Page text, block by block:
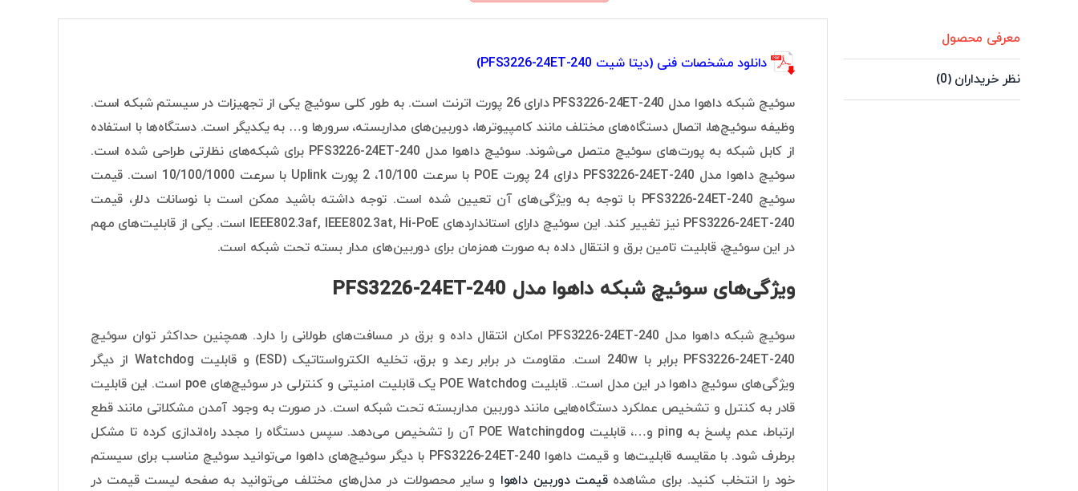
معرفی محصول
نظر خریداران (0)
دانلود مشخصات فنی (دیتا شیت PFS3226-24ET-240)
سوئیچ شبکه داهوا مدل PFS3226-24ET-240 دارای 26 پورت اترنت است. به طور کلی سوئیچ یکی از تجهیزات در سیستم شبکه است.
وظیفه سوئیچ‌ها، اتصال دستگاه‌های مختلف مانند کامپیوترها، دوربین‌های مداربسته، سرورها و… به یکدیگر است. دستگاه‌ها با استفاده
از کابل شبکه به پورت‌های سوئیچ متصل می‌شوند. سوئیچ داهوا مدل PFS3226-24ET-240 برای شبکه‌های نظارتی طراحی شده است.
سوئیچ داهوا مدل PFS3226-24ET-240 دارای 24 پورت POE با سرعت 10/100، 2 پورت Uplink با سرعت 10/100/1000 است. قیمت
سوئیچ PFS3226-24ET-240 با توجه به ویژگی‌های آن تعیین شده است. توجه داشته باشید ممکن است با نوسانات دلار، قیمت
PFS3226-24ET-240 نیز تغییر کند. این سوئیچ دارای استانداردهای IEEE802.3af, IEEE802.3at, Hi-PoE است. یکی از قابلیت‌های مهم
در این سوئیچ، قابلیت تامین برق و انتقال داده به صورت همزمان برای دوربین‌های مدار بسته تحت شبکه است.
ویژگی‌های سوئیچ شبکه داهوا مدل PFS3226-24ET-240
سوئیچ شبکه داهوا مدل PFS3226-24ET-240 امکان انتقال داده و برق در مسافت‌های طولانی را دارد. همچنین حداکثر توان سوئیچ
PFS3226-24ET-240 برابر با 240w است. مقاومت در برابر رعد و برق، تخلیه الکترواستاتیک (ESD) و قابلیت Watchdog از دیگر
ویژگی‌های سوئیچ داهوا در این مدل است.. قابلیت POE Watchdog یک قابلیت امنیتی و کنترلی در سوئیچ‌های poe است. این قابلیت
قادر به کنترل و تشخیص عملکرد دستگاه‌هایی مانند دوربین مداربسته تحت شبکه است. در صورت به وجود آمدن مشکلاتی مانند قطع
ارتباط، عدم پاسخ به ping و…، قابلیت POE Watchingdog آن را تشخیص می‌دهد. سپس دستگاه را مجدد راه‌اندازی کرده تا مشکل
برطرف شود.
با مقایسه قابلیت‌ها و قیمت داهوا PFS3226-24ET-240 با دیگر سوئیچ‌های داهوا می‌توانید سوئیچ مناسب برای سیستم
خود را انتخاب کنید. برای مشاهدهقیمت دوربین داهوا و سایر محصولات در مدل‌های مختلف می‌توانید به صفحه لیست قیمت در